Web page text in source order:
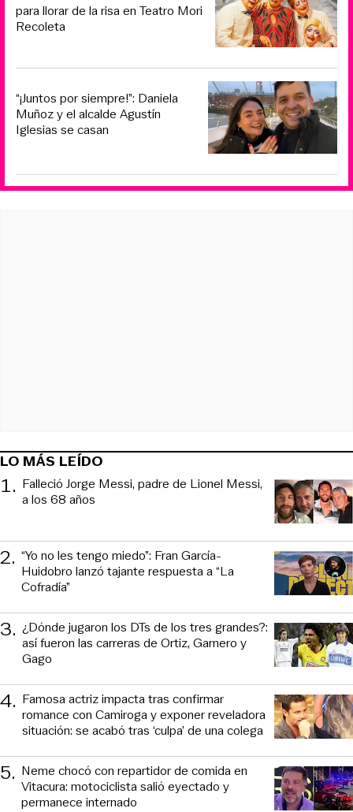
para llorar de la risa en Teatro Mori
Recoleta
“¡Juntos por siempre!”: Daniela
Muñoz y el alcalde Agustín
Iglesias se casan
LO MÁS LEÍDO
1. Falleció Jorge Messi, padre de Lionel Messi,
a los 68 años
2. “Yo no les tengo miedo”: Fran García-
Huidobro lanzó tajante respuesta a “La
Cofradía”
3. ¿Dónde jugaron los DTs de los tres grandes?:
así fueron las carreras de Ortiz, Garnero y
Gago
4. Famosa actriz impacta tras confirmar
romance con Camiroga y exponer reveladora
situación: se acabó tras ‘culpa’ de una colega
5. Neme chocó con repartidor de comida en
Vitacura: motociclista salió eyectado y
permanece internado